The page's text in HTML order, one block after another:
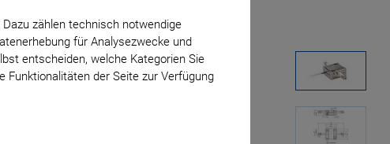
zählen technisch notwendige
für Analysezwecke und
entscheiden, welche Kategorien Sie
der Seite zur Verfügung